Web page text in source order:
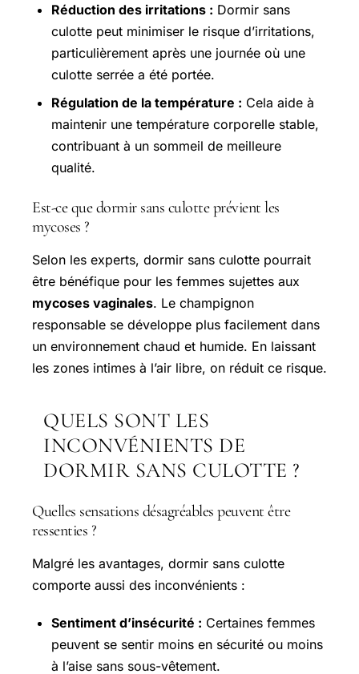
Réduction des irritations : Dormir sans
culotte peut minimiser le risque d’irritations,
particulièrement après une journée où une
culotte serrée a été portée.
Régulation de la température : Cela aide à
maintenir une température corporelle stable,
contribuant à un sommeil de meilleure
qualité.
Est-ce que dormir sans culotte prévient les
mycoses ?
Selon les experts, dormir sans culotte pourrait
être bénéfique pour les femmes sujettes aux
mycoses vaginales. Le champignon
responsable se développe plus facilement dans
un environnement chaud et humide. En laissant
les zones intimes à l’air libre, on réduit ce risque.
QUELS SONT LES
INCONVÉNIENTS DE
DORMIR SANS CULOTTE ?
Quelles sensations désagréables peuvent être
ressenties ?
Malgré les avantages, dormir sans culotte
comporte aussi des inconvénients :
Sentiment d’insécurité : Certaines femmes
peuvent se sentir moins en sécurité ou moins
à l’aise sans sous-vêtement.